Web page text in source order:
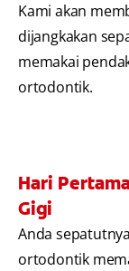
Kami akan
dijangkakan
memakai
ortodontik.
Hari
Gigi
Anda
ortodontik